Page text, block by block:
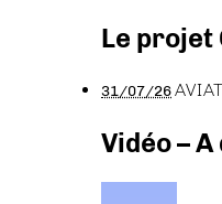
Le
31/07/26
Vidéo –